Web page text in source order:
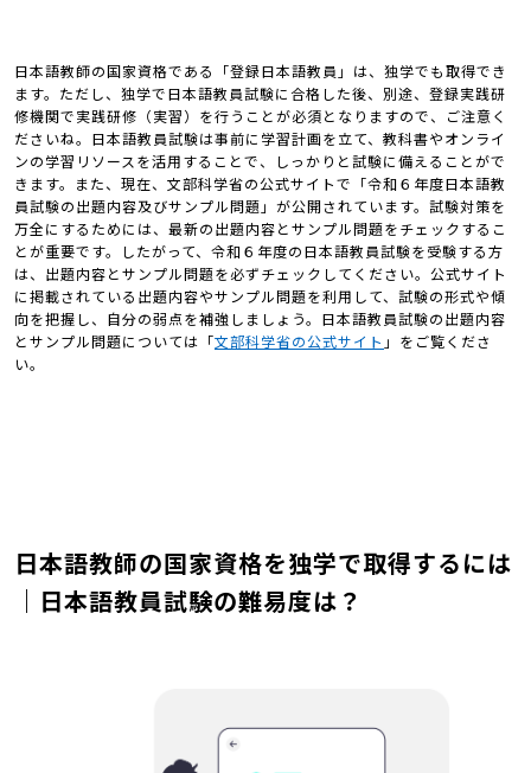
日本語教師の国家資格である「登録日本語教員」は、独学でも取得でき
ます。ただし、独学で日本語教員試験に合格した後、別途、登録実践研
修機関で実践研修（実習）を行うことが必須となりますので、ご注意く
ださいね。日本語教員試験は事前に学習計画を立て、教科書やオンライ
ンの学習リソースを活用することで、しっかりと試験に備えることがで
きます。また、現在、文部科学省の公式サイトで「令和６年度日本語教
員試験の出題内容及びサンプル問題」が公開されています。試験対策を
万全にするためには、最新の出題内容とサンプル問題をチェックするこ
とが重要です。したがって、令和６年度の日本語教員試験を受験する方
は、出題内容とサンプル問題を必ずチェックしてください。公式サイト
に掲載されている出題内容やサンプル問題を利用して、試験の形式や傾
向を把握し、自分の弱点を補強しましょう。日本語教員試験の出題内容
とサンプル問題については「文部科学省の公式サイト 」をご覧くださ
い。
日本語教師の国家資格を独学で取得するには
｜日本語教員試験の難易度は？